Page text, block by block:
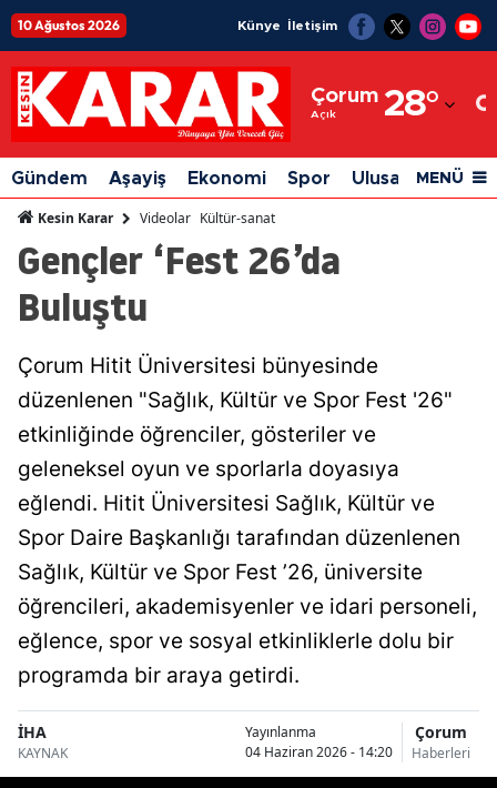
10 Ağustos 2026 Künye İletişim
Çorum
Açık 28°
Adıyaman
Afyonkarahisar
Ağrı
Amasya
Aydın
Balıkesir
Bilecik
Bingöl
Bitlis
Bursa
Gündem Aşayiş Ekonomi Spor Ulusal Siyaset
MENÜ
Kesin Karar Videolar Kültür-sanat
Gençler ‘Fest 26’da
Buluştu
Çorum Hitit Üniversitesi bünyesinde
düzenlenen "Sağlık, Kültür ve Spor Fest '26"
etkinliğinde öğrenciler, gösteriler ve
geleneksel oyun ve sporlarla doyasıya
eğlendi. Hitit Üniversitesi Sağlık, Kültür ve
Spor Daire Başkanlığı tarafından düzenlenen
Sağlık, Kültür ve Spor Fest ’26, üniversite
öğrencileri, akademisyenler ve idari personeli,
eğlence, spor ve sosyal etkinliklerle dolu bir
programda bir araya getirdi.
İHA
KAYNAK
Yayınlanma
04 Haziran 2026 - 14:20
Çorum
Haberleri